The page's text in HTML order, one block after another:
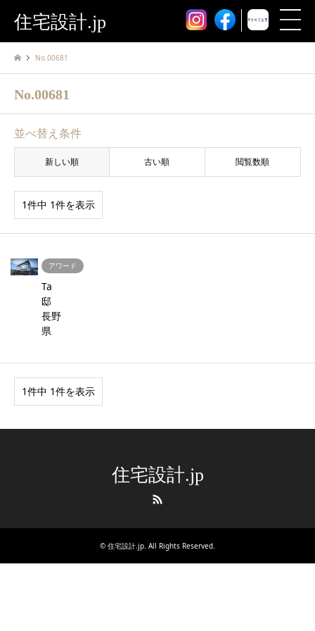
住宅設計.jp
No.00681
No.00681
並べ替え条件
新しい順 古い順 閲覧数順
1件中 1件を表示
アワード
Ta
邸
長野
県
1件中 1件を表示
住宅設計.jp
© 住宅設計.jp. All Rights Reserved.